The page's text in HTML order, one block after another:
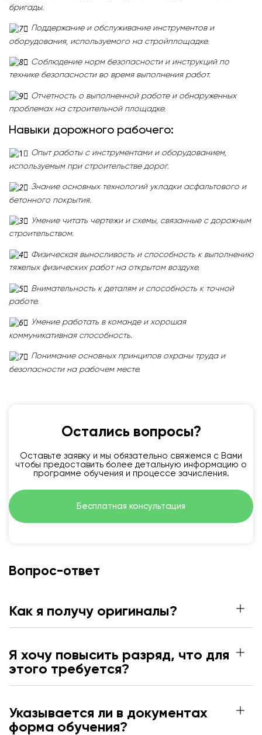
бригады.
Поддержание и обслуживание инструментов и
оборудования, используемого на стройплощадке.
Соблюдение норм безопасности и инструкций по
технике безопасности во время выполнения работ.
Отчетность о выполненной работе и обнаруженных
проблемах на строительной площадке.
Навыки дорожного рабочего:
Опыт работы с инструментами и оборудованием,
используемым при строительстве дорог.
Знание основных технологий укладки асфальтового и
бетонного покрытия.
Умение читать чертежи и схемы, связанные с дорожным
строительством.
Физическая выносливость и способность к выполнению
тяжелых физических работ на открытом воздухе.
Внимательность к деталям и способность к точной
работе.
Умение работать в команде и хорошая
коммуникативная способность.
Понимание основных принципов охраны труда и
безопасности на рабочем месте.
Остались вопросы?
Оставьте заявку и мы обязательно свяжемся с Вами
чтобы предоставить более детальную информацию о
программе обучения и процессе зачисления.
Бесплатная консультация
Вопрос-ответ
Как я получу оригиналы?
Я хочу повысить разряд, что для
этого требуется?
Указывается ли в документах
форма обучения?